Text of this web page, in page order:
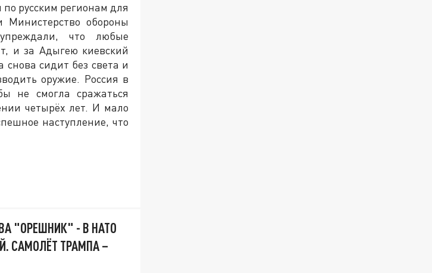
русским регионам для
Министерство обороны
что любые
и за Адыгею киевский
сидит без света и
оружие. Россия в
не смогла сражаться
четырёх лет. И мало
наступление, что
"ОРЕШНИК" - В НАТО
САМОЛЁТ ТРАМПА –